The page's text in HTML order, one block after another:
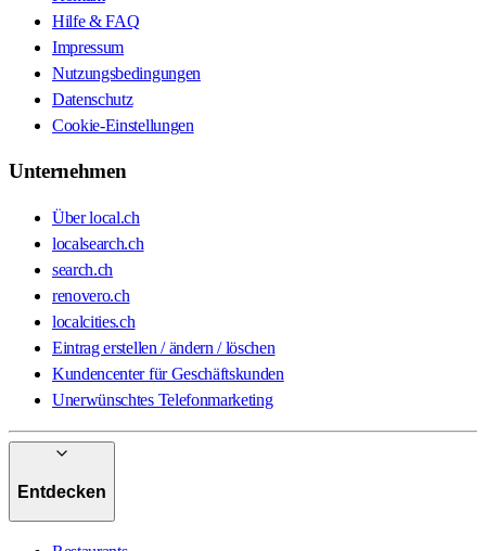
Hilfe & FAQ
Impressum
Nutzungsbedingungen
Datenschutz
Cookie-Einstellungen
Unternehmen
Über local.ch
localsearch.ch
search.ch
renovero.ch
localcities.ch
Eintrag erstellen / ändern / löschen
Kundencenter für Geschäftskunden
Unerwünschtes Telefonmarketing
Entdecken